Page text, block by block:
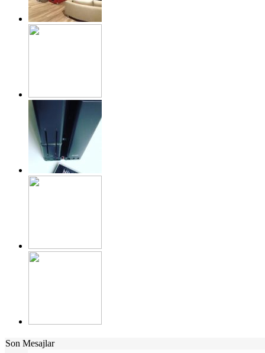
Son Mesajlar